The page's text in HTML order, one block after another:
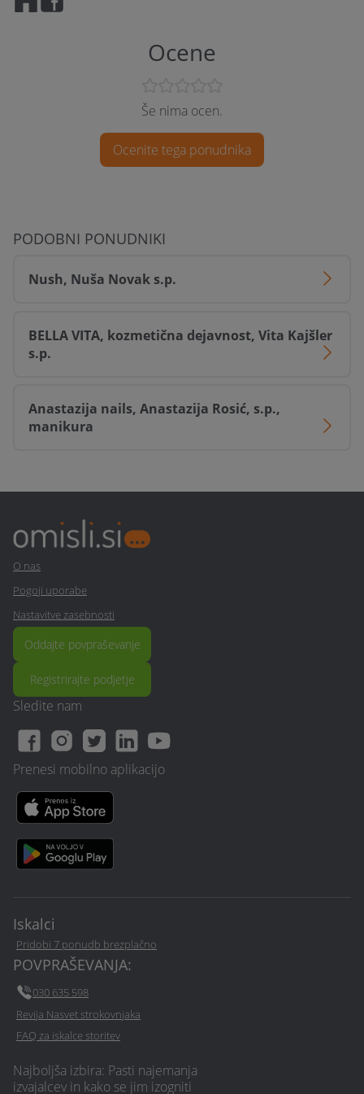
Slovenska Bistrica, Slovenske Konjice, Starše, Sveti Jurij ob
Jelšah, Šoštanj, Štore, Tišina, Trnovska vas, Velenje, Veržej,
Vitanje, Vojnik, Vuzenica, Zavrč, Zreče, Žetale
Ocene
Še nima ocen.
Ocenite tega ponudnika
PODOBNI PONUDNIKI
Nush, Nuša Novak s.p.
BELLA VITA, kozmetična dejavnost, Vita Kajšler
s.p.
Anastazija nails, Anastazija Rosić, s.p.,
manikura
Iskalci
Pridobi 7 ponudb brezplačno
POVPRAŠEVANJA:
030 635 598
Revija Nasvet strokovnjaka
FAQ za iskalce storitev
Najboljša izbira: Pasti najemanja
izvajalcev in kako se jim izogniti
O nas
Pogoji uporabe
Nastavitve zasebnosti
Oddajte povpraševanje
Registrirajte podjetje
Sledite nam
Prenesi mobilno aplikacijo